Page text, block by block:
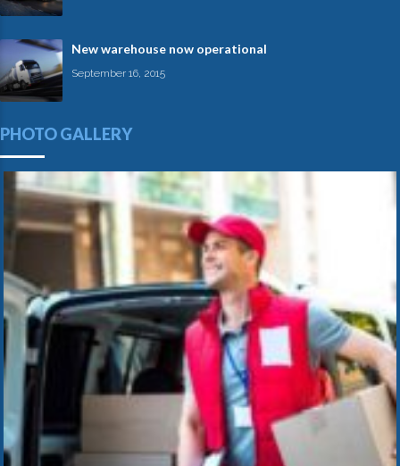
New warehouse now operational
September 16, 2015
PHOTO GALLERY